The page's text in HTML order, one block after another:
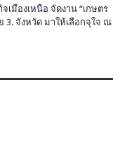
มืองเหนือ จัดงาน “เกษตร
3. จังหวัด มาให้เลือกจุใจ ณ